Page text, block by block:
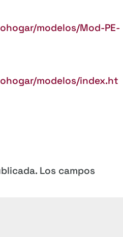
modelos/Mod-PE-
modelos/index.ht
Los campos